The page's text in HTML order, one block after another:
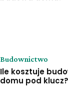
Budownictwo
Ile kosztuje
domu pod klucz?